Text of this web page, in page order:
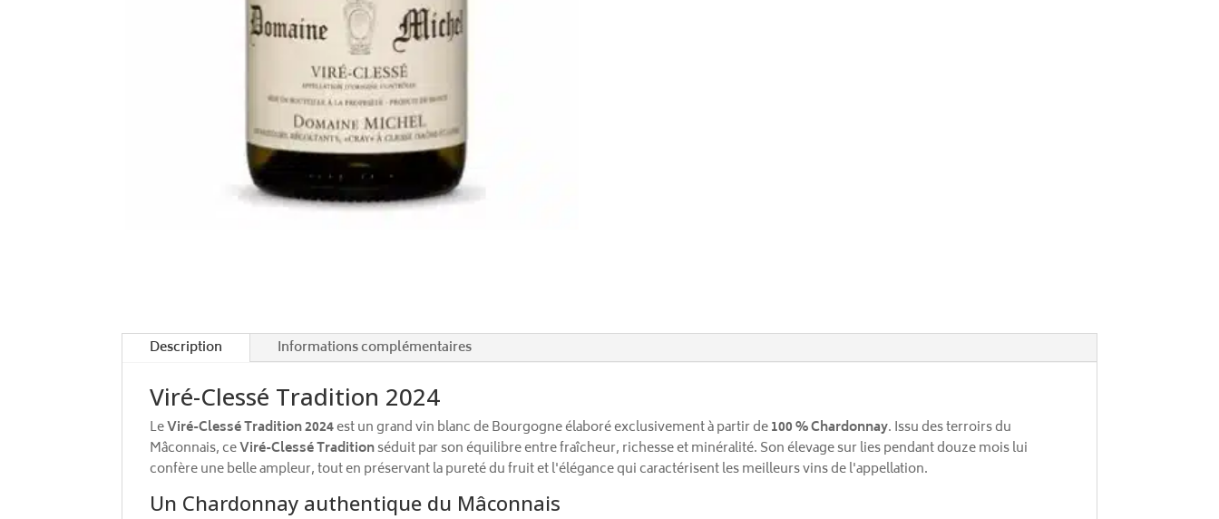
Description Informations complémentaires
Viré-Clessé Tradition 2024
LeViré-Clessé Tradition 2024est un grand vin blanc de Bourgogne élaboré exclusivement à partir de100 % Chardonnay. Issu des terroirs du
Mâconnais, ceViré-Clessé Traditionséduit par son équilibre entre fraîcheur, richesse et minéralité. Son élevage sur lies pendant douze mois lui
confère une belle ampleur, tout en préservant la pureté du fruit et l'élégance qui caractérisent les meilleurs vins de l'appellation.
Un Chardonnay authentique du Mâconnais